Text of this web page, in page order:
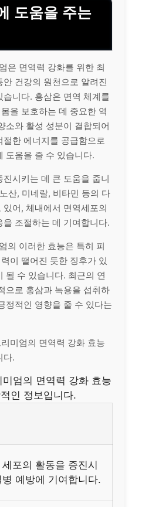
도움을 주는
은 면역력 강화를 위한 최
건강의 원천으로 알려진
니다. 홍삼은 면역 체계를
을 보호하는 데 중요한 역
소와 활성 성분이 결합되어
한 에너지를 공급함으로
도움을 줄 수 있습니다.
시키는 데 큰 도움을 줍니
산, 미네랄, 비타민 등의 다
어, 체내에서 면역세포의
조절하는 데 기여합니다.
의 이러한 효능은 특히 피
이 떨어진 듯한 징후가 있
될 수 있습니다. 최근의 연
으로 홍삼과 녹용을 섭취하
정적인 영향을 줄 수 있다는
미엄의 면역력 강화 효능
다.
엄의 면역력 강화 효능
인 정보입니다.
세포의 활동을 증진시
병 예방에 기여합니다.